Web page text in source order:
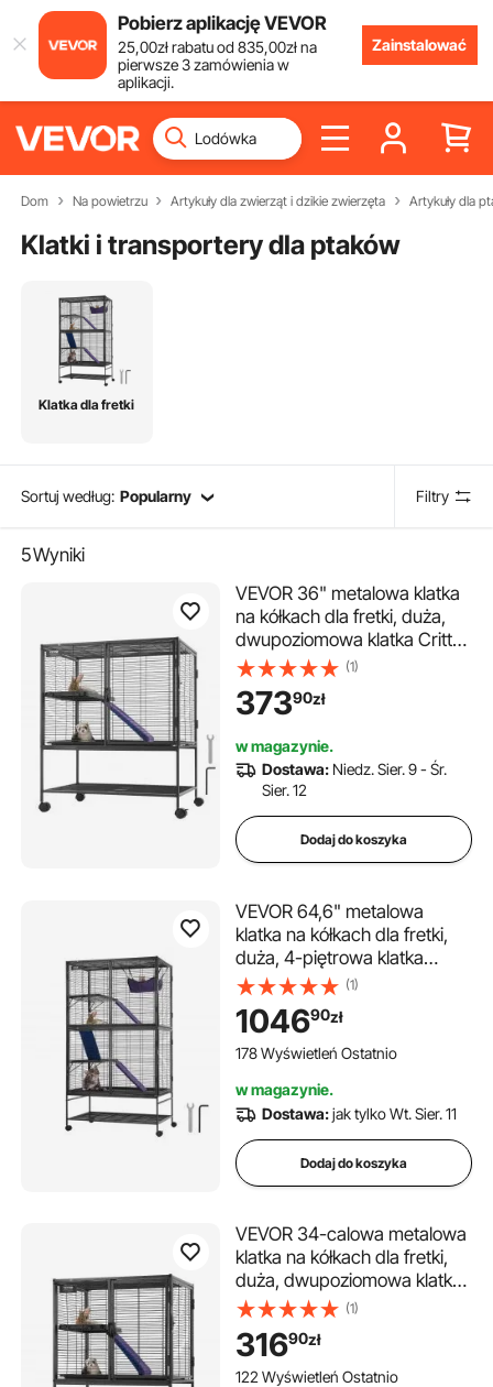
Pobierz aplikację VEVOR
25,00złrabatu od835,00złna
pierwsze 3 zamówienia w
aplikacji.
Zainstalować
Dom Na powietrzu Artykuły dla zwierząt i dzikie zwierzęta Artykuły dla
Klatki i transportery dla ptaków
Klatka dla fretki
Sortuj według: Popularny Filtry
5Wyniki
VEVOR 36" metalowa klatka
na kółkach dla fretki, duża,
dwupoziomowa klatka Critter
Nation, klatka dla małych
zwierząt z rampami i tacką,
łatwa w montażu dla
chomików, świnek morskich,
szynszyli, wiewiórek, jeży i
królików
(1)
37390zł
w magazynie.
Dostawa: Niedz. Sier. 9 - Śr.
Sier. 12
Dodaj do koszyka
VEVOR 64,6" metalowa
klatka na kółkach dla fretki,
duża, 4-piętrowa klatka
Critter Nation, klatka dla
małych zwierząt z rampami i
tacką, łatwa w montażu dla
szczurów domowych,
szynszyli, wiewiórek, jeży i
królików
(1)
104690zł
178 Wyświetleń Ostatnio
w magazynie.
Dostawa:jak tylko Wt. Sier. 11
Dodaj do koszyka
VEVOR 34-calowa metalowa
klatka na kółkach dla fretki,
duża, dwupoziomowa klatka
Critter Nation, klatka dla
małych zwierząt z rampami i
tacką, łatwa w montażu dla
szczurów domowych,
(1)
31690zł
122 Wyświetleń Ostatnio